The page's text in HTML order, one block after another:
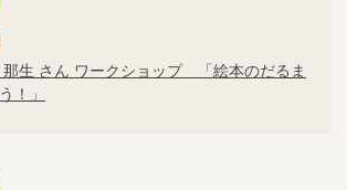
生 さん ワークショップ 「絵本のだるま
！」